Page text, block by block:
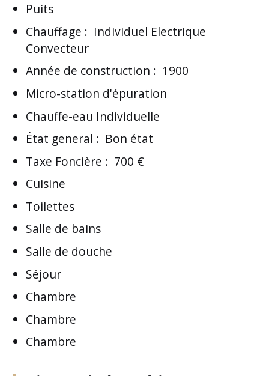
Puits
Chauffage : Individuel Electrique
Convecteur
Année de construction : 1900
Micro-station d'épuration
Chauffe-eau Individuelle
État general : Bon état
Taxe Foncière : 700 €
Cuisine
Toilettes
Salle de bains
Salle de douche
Séjour
Chambre
Chambre
Chambre